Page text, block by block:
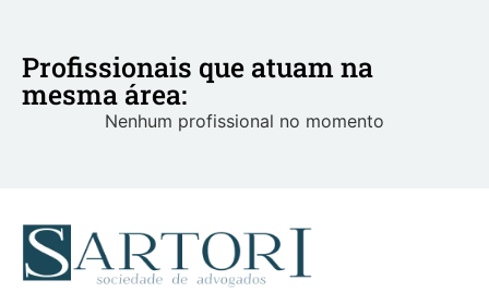
Profissionais que atuam na
mesma área:
Nenhum profissional no momento